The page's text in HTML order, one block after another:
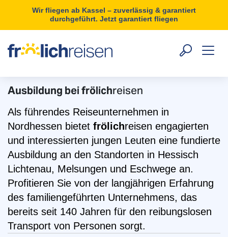
Wir fliegen ab Kassel – zuverlässig & garantiert
durchgeführt. Jetzt garantiert fliegen
Ausbildung bei frölichreisen
Als führendes Reiseunternehmen in
Nordhessen bietet frölichreisen engagierten
und interessierten jungen Leuten eine fundierte
Ausbildung an den Standorten in Hessisch
Lichtenau, Melsungen und Eschwege an.
Profitieren Sie von der langjährigen Erfahrung
des familiengeführten Unternehmens, das
bereits seit 140 Jahren für den reibungslosen
Transport von Personen sorgt.